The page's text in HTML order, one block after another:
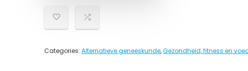
Categories: Alternatieve geneeskunde,Gezondheid, fitness en